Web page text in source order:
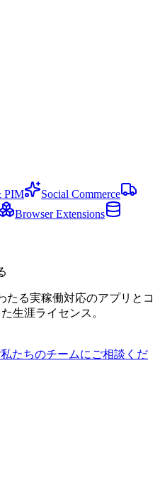
PIM
Social Commerce
Browser Extensions
たる実稼働対応のアプリとコ
生涯ライセンス。
たちのチームにご相談くだ